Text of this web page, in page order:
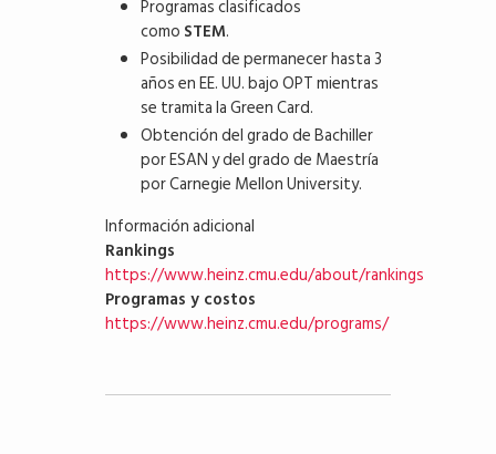
Programas clasificados
como STEM.
Posibilidad de permanecer hasta 3
años en EE. UU. bajo OPT mientras
se tramita la Green Card.
Obtención del grado de Bachiller
por ESAN y del grado de Maestría
por Carnegie Mellon University.
Información adicional
Rankings
https://www.heinz.cmu.edu/about/rankings
Programas y costos
https://www.heinz.cmu.edu/programs/